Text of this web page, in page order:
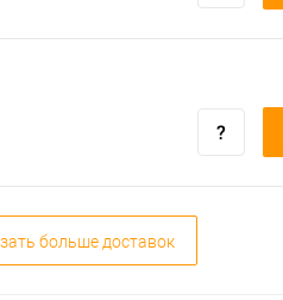
больше доставок